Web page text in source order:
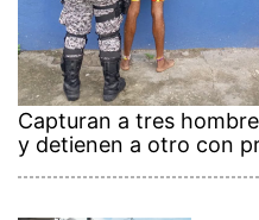
Capturan a tres
y detienen a otro con